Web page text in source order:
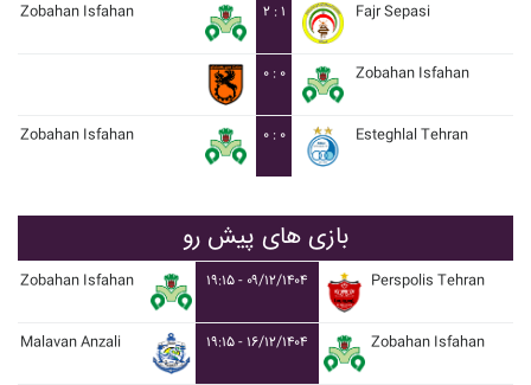
Zobahan Isfahan ۲ : ۱ Fajr Sepasi
۰ : ۰ Zobahan Isfahan
Zobahan Isfahan ۰ : ۰ Esteghlal Tehran
بازی های پیش رو
Zobahan Isfahan ۱۹:۱۵ - ۰۹/۱۲/۱۴۰۴ Perspolis Tehran
Malavan Anzali ۱۹:۱۵ - ۱۶/۱۲/۱۴۰۴ Zobahan Isfahan